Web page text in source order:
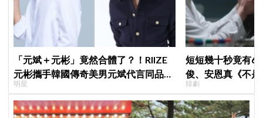
「元斌＋元彬」竟然合體了？！RIIZE
元彬攜手韓國傳奇美男元斌代言同品
牌，韓網瘋喊：兩個帥哥來了！
明星
短短幾十秒竟有6
俊、安恩真《不
公開，網友直呼
韓劇